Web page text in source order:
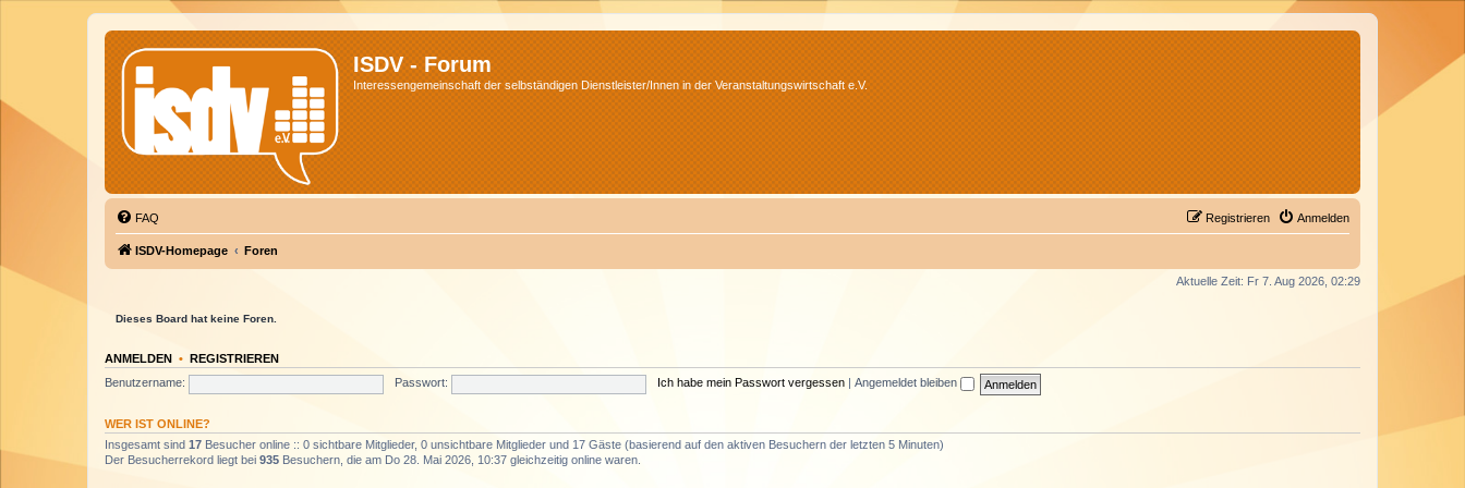
ISDV - Forum
Interessengemeinschaft der selbständigen Dienstleister/Innen in der Veranstaltungswirtschaft e.V.
FAQ Anmelden
Registrieren
ISDV-Homepage Foren
Aktuelle Zeit: Fr 7. Aug 2026, 02:29
Dieses Board hat keine Foren.
ANMELDEN • REGISTRIEREN
Benutzername:
Passwort: Ich habe mein Passwort vergessen Angemeldet bleiben
WER IST ONLINE?
Insgesamt sind 17 Besucher online :: 0 sichtbare Mitglieder, 0 unsichtbare Mitglieder und 17 Gäste (basierend auf den aktiven Besuchern der letzten 5 Minuten)
Der Besucherrekord liegt bei 935 Besuchern, die am Do 28. Mai 2026, 10:37 gleichzeitig online waren.